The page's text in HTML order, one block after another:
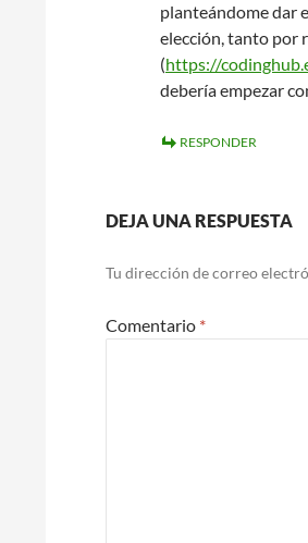
planteándome dar
elección, tanto por
(https://
debería empezar
RESPONDER
DEJA UNA RESPUESTA
Tu dirección de correo
Comentario *